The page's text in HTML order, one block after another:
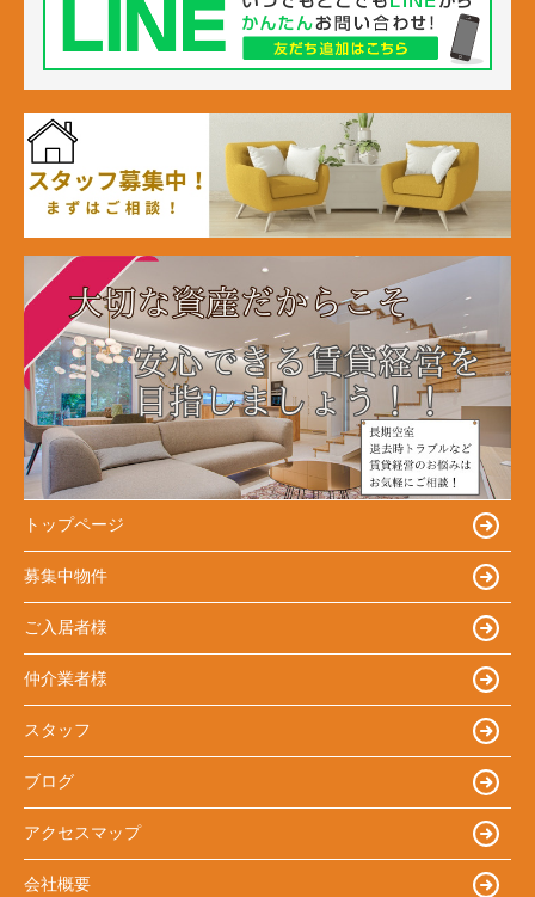
トップページ
募集中物件
ご入居者様
仲介業者様
スタッフ
ブログ
アクセスマップ
会社概要